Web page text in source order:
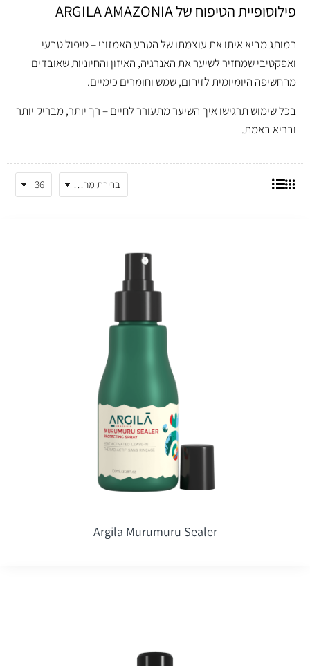
פילוסופיית הטיפוח של ARGILA AMAZONIA
המותג מביא איתו את עוצמתו של הטבע האמזוני – טיפול טבעי
ואפקטיבי שמחזיר לשיער את האנרגיה, האיזון והחיוניות שאובדים
מהחשיפה היומיומית לזיהום, שמש וחומרים כימיים.
בכל שימוש תרגישו איך השיער מתעורר לחיים – רך יותר, מבריק יותר
ובריא באמת.
Argila Murumuru Sealer